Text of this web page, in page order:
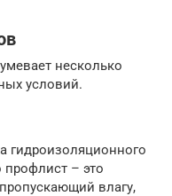
несколько
условий.
гидроизоляционного
профлист – это
влагу,